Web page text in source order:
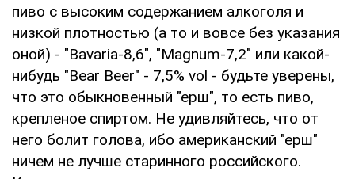
пиво с высоким содержанием алкоголя и
низкой плотностью (а то и вовсе без указания
оной) - "Bavaria-8,6", "Magnum-7,2" или какой-
нибудь "Bear Beer" - 7,5% vol - будьте уверены,
что это обыкновенный "ерш", то есть пиво,
крепленое спиртом. Не удивляйтесь, что от
него болит голова, ибо американский "ерш"
ничем не лучше старинного российского.